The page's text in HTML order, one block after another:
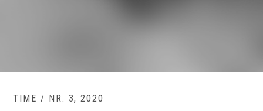
TIME / NR. 3, 2020